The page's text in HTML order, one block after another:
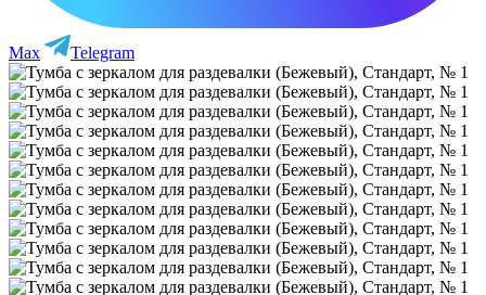
Max Telegram